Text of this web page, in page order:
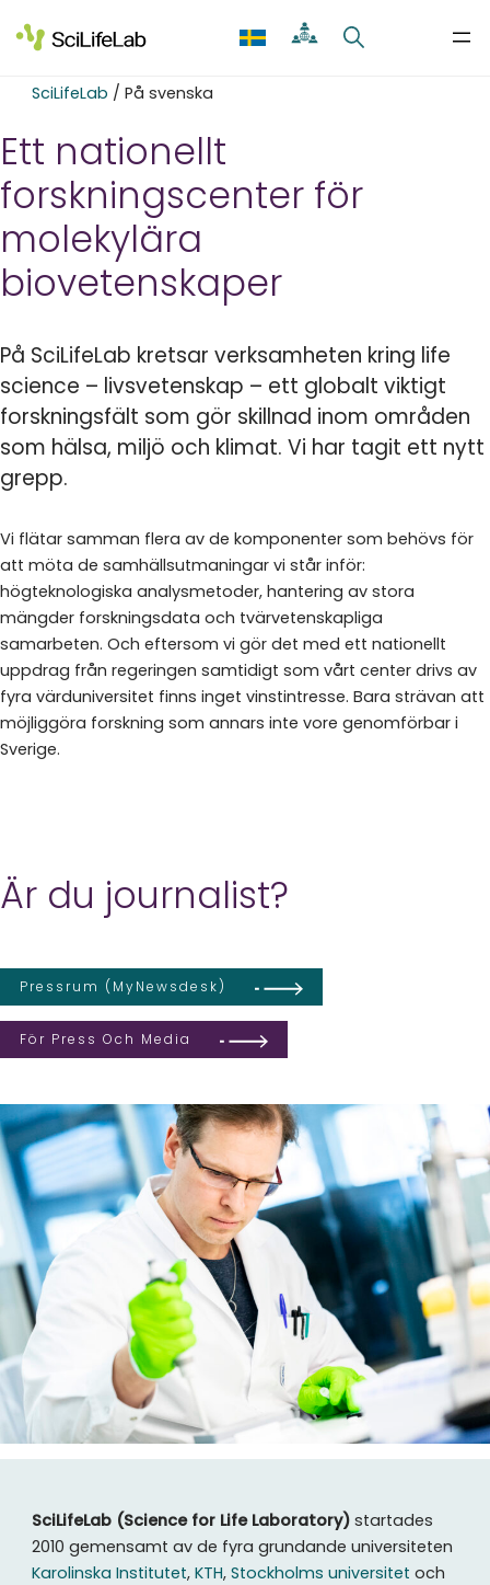
to
content
SciLifeLab / På svenska
Ett nationellt
forskningscenter för
molekylära
biovetenskaper
På SciLifeLab kretsar verksamheten kring life
science – livsvetenskap – ett globalt viktigt
forskningsfält som gör skillnad inom områden
som hälsa, miljö och klimat. Vi har tagit ett nytt
grepp.
Vi flätar samman flera av de komponenter som behövs för
att möta de samhällsutmaningar vi står inför:
högteknologiska analysmetoder, hantering av stora
mängder forskningsdata och tvärvetenskapliga
samarbeten. Och eftersom vi gör det med ett nationellt
uppdrag från regeringen samtidigt som vårt center drivs av
fyra värduniversitet finns inget vinstintresse. Bara strävan att
möjliggöra forskning som annars inte vore genomförbar i
Sverige.
Är du journalist?
Pressrum (MyNewsdesk)
För Press Och Media
SciLifeLab (Science for Life Laboratory) startades
2010 gemensamt av de fyra grundande universiteten
Karolinska Institutet, KTH, Stockholms universitet och